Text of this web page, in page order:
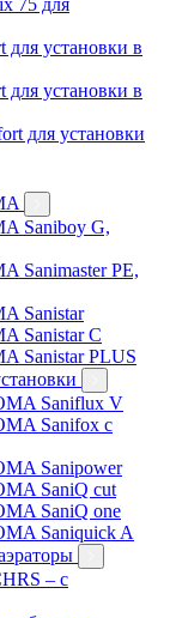
установки в
установки в
для установки
Saniboy G,
Sanimaster PE,
Sanistar
Sanistar C
Sanistar PLUS
Saniflux V
Sanifox с
Sanipower
SaniQ cut
SaniQ one
Saniquick A
– с